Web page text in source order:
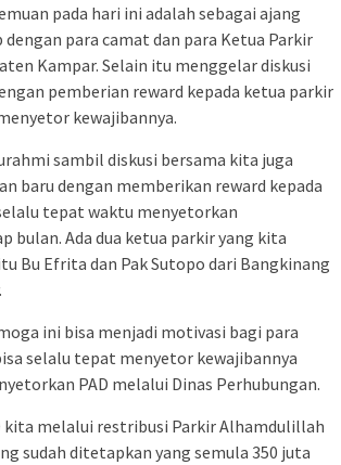
pada hari ini adalah sebagai ajang
para camat dan para Ketua Parkir
Kampar. Selain itu menggelar diskusi
pemberian reward kepada ketua parkir
kewajibannya.
sambil diskusi bersama kita juga
baru dengan memberikan reward kepada
tepat waktu menyetorkan
bulan. Ada dua ketua parkir yang kita
Bu Efrita dan Pak Sutopo dari Bangkinang
ini bisa menjadi motivasi bagi para
selalu tepat menyetor kewajibannya
PAD melalui Dinas Perhubungan.
kita melalui restribusi Parkir Alhamdulillah
sudah ditetapkan yang semula 350 juta